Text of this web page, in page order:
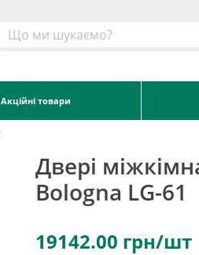
Акційні товари
Двері
Bologna LG-61
19142.00 грн/шт